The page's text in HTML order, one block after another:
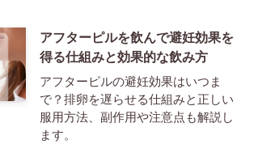
アフターピルを飲んで避妊効果を
得る仕組みと効果的な飲み方
アフターピルの避妊効果はいつま
で？排卵を遅らせる仕組みと正しい
服用方法、副作用や注意点も解説し
ます。